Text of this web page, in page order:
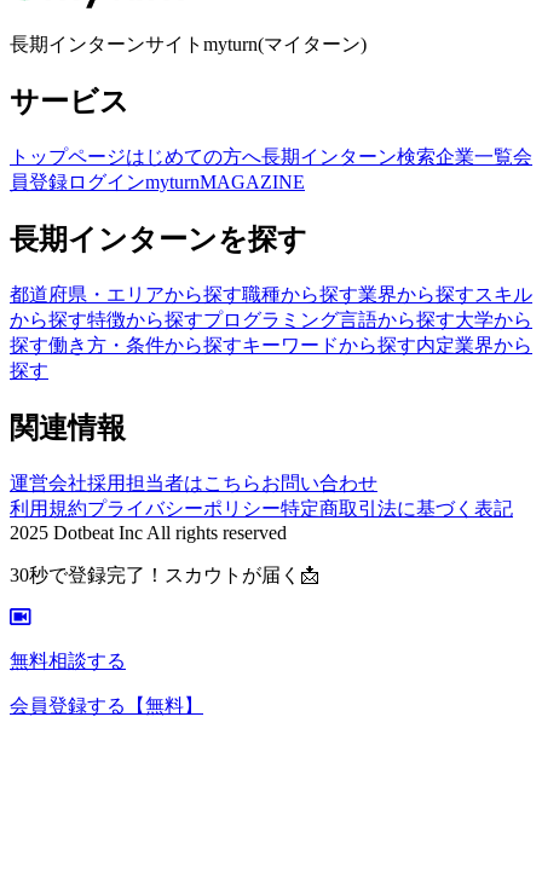
長期インターンサイトmyturn(マイターン)
サービス
トップページはじめての方へ長期インターン検索企業一覧会
員登録ログインmyturnMAGAZINE
長期インターンを探す
都道府県・エリアから探す職種から探す業界から探すスキル
から探す特徴から探すプログラミング言語から探す大学から
探す働き方・条件から探すキーワードから探す内定業界から
探す
関連情報
運営会社採用担当者はこちらお問い合わせ
利用規約プライバシーポリシー特定商取引法に基づく表記
2025 Dotbeat Inc All rights reserved
30秒で登録完了！スカウトが届く📩
無料相談する
会員登録する 【無料】